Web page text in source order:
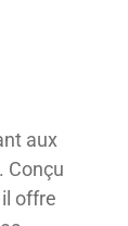
aux
Conçu
offre